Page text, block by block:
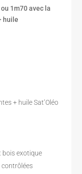
1m70 avec la
huile
€.
+ huile Sat’Oléo
bois exotique
contrôlées